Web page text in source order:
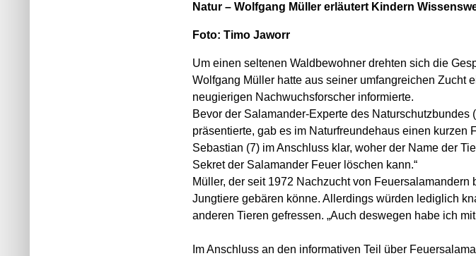
Natur – Wolfgang Müller erläutert Kindern
Foto: Timo Jaworr
Um einen seltenen Waldbewohner drehten sich die
Wolfgang Müller hatte aus seiner umfangreichen Zucht
neugierigen Nachwuchsforscher informierte.
Bevor der Salamander-Experte des
präsentierte, gab es im Naturfreundehaus einen kurzen
Sebastian (7) im Anschluss klar, woher der Name der
Sekret der Salamander Feuer löschen kann.“
Müller, der seit 1972 Nachzucht von
Jungtiere gebären könne. Allerdings würden lediglich
anderen Tieren gefressen. „Auch deswegen habe ich
Im Anschluss an den informativen Teil über